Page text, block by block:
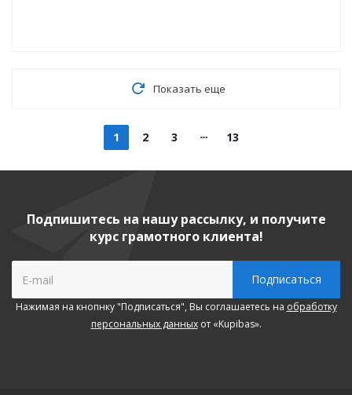
Показать еще
1 2 3 13
Подпишитесь на нашу рассылку, и получите
курс грамотного клиента!
Нажимая на кнопнку "Подписаться", Вы соглашаетесь на обработку
персональных данныхот «Kupibas».